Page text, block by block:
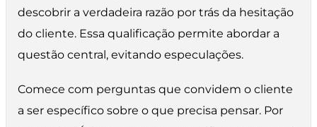
descobrir a verdadeira razão por trás da hesitação
do cliente. Essa qualificação permite abordar a
questão central, evitando especulações.
Comece com perguntas que convidem o cliente
a ser específico sobre o que precisa pensar. Por